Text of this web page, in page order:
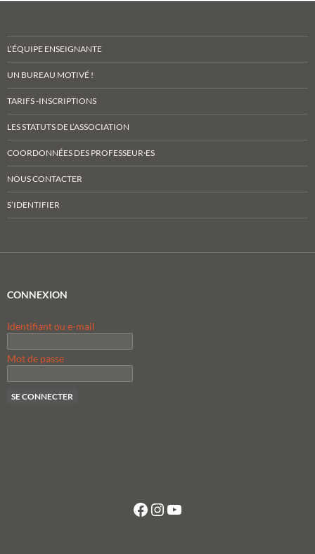
L’ÉQUIPE ENSEIGNANTE
UN BUREAU MOTIVÉ !
TARIFS -INSCRIPTIONS
LES STATUTS DE L’ASSOCIATION
COORDONNÉES DES PROFESSEUR·ES
NOUS CONTACTER
S’IDENTIFIER
CONNEXION
Identifiant ou e-mail
Mot de passe
Facebook
Instagram
YouTube